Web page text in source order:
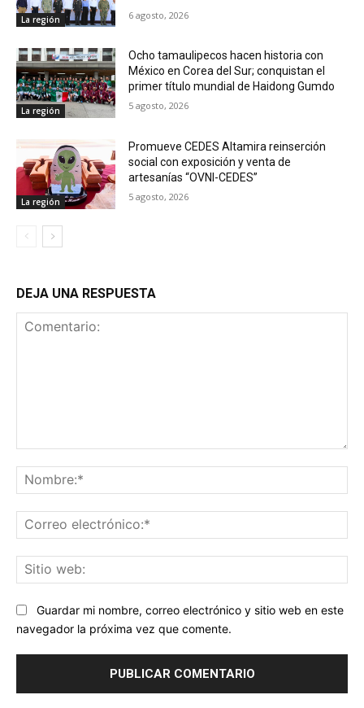
La región 6 agosto, 2026
La región
Ocho tamaulipecos hacen historia con
México en Corea del Sur; conquistan el
primer título mundial de Haidong Gumdo
5 agosto, 2026
La región
Promueve CEDES Altamira reinserción
social con exposición y venta de
artesanías “OVNI-CEDES”
5 agosto, 2026
DEJA UNA RESPUESTA
Guardar mi nombre, correo electrónico y sitio web en este
navegador la próxima vez que comente.